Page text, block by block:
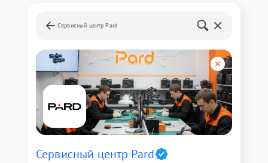
Сервисный центр Pard
Сервисный центр Pard